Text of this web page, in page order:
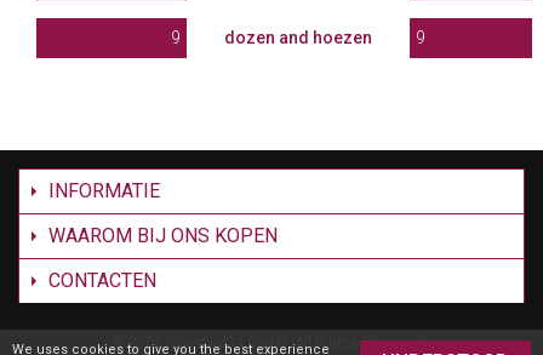
9 dozen and hoezen 9
INFORMATIE
WAAROM BIJ ONS KOPEN
CONTACTEN
©2026 Silverbird24 GmbH. All Rights Reserved.
We uses cookies to give you the best experience